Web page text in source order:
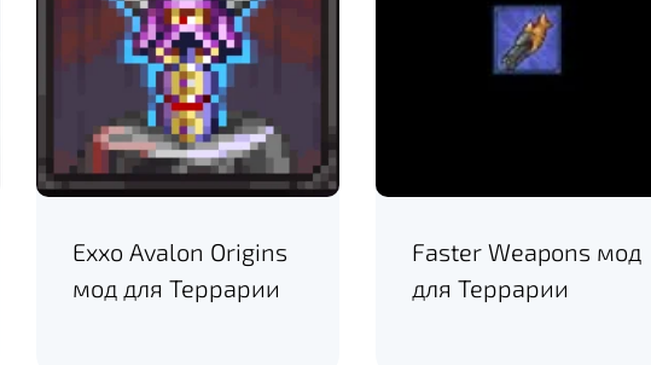
Exxo Avalon Origins
мод для Террарии
Faster Weapons мод
для Террарии